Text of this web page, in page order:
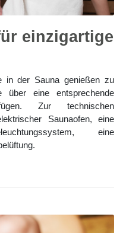
einzigartige
in der Sauna genießen zu
über eine entsprechende
Zur technischen
Saunaofen, eine
eine